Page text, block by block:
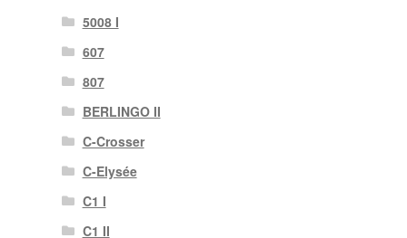
5008 I
607
807
BERLINGO II
C-Crosser
C-Elysée
C1 I
C1 II